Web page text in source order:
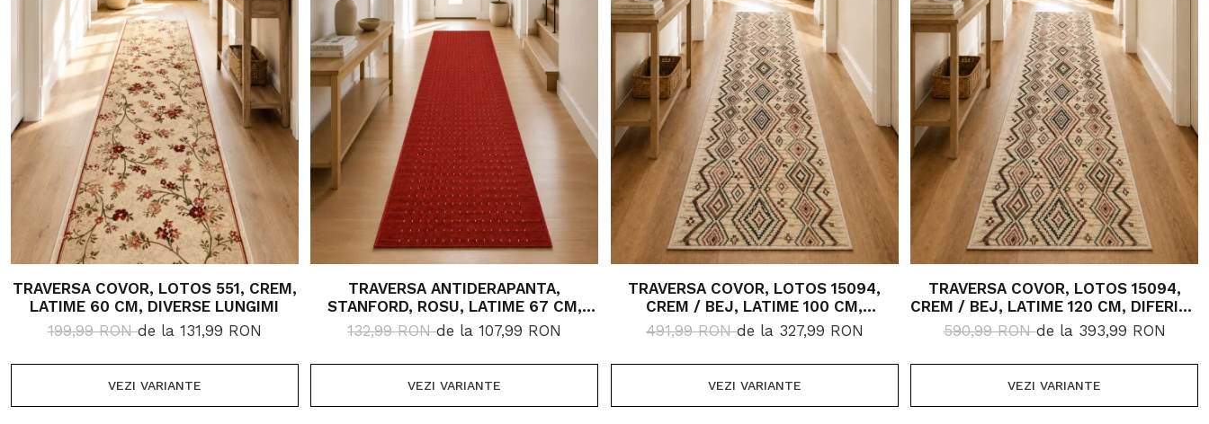
TRAVERSA COVOR, LOTOS 551, CREM,
LATIME 60 CM, DIVERSE LUNGIMI
199,99 RONde la 131,99 RON
VEZI VARIANTE
TRAVERSA ANTIDERAPANTA,
STANFORD, ROSU, LATIME 67 CM,
DIVERSE LUNGIMI
132,99 RONde la 107,99 RON
VEZI VARIANTE
TRAVERSA COVOR, LOTOS 15094,
CREM / BEJ, LATIME 100 CM,
DIFERITE LUNGIMI, 1800 GR/MP
491,99 RONde la 327,99 RON
VEZI VARIANTE
TRAVERSA COVOR, LOTOS 15094,
CREM / BEJ, LATIME 120 CM, DIFERITE
LUNGIMI, 1800 GR/MP
590,99 RONde la 393,99 RON
VEZI VARIANTE